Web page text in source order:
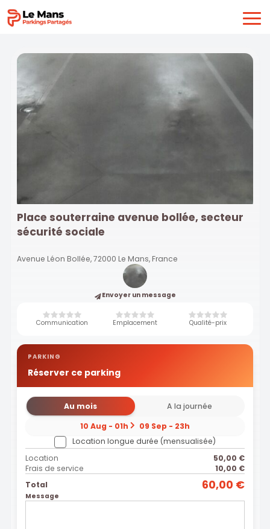
Place souterraine avenue bollée, secteur
sécurité sociale
Avenue Léon Bollée, 72000 Le Mans, France
Envoyer un message
Communication Emplacement Qualité-prix
PARKING
Réserver ce parking
Au mois
A la journée
10 Aug - 01h
09 Sep - 23h
Location longue durée (mensualisée)
Location
50,00 €
Frais de service
10,00 €
Total
60,00 €
Message